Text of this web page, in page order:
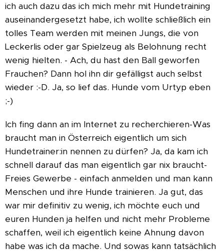
ich auch dazu das ich mich mehr mit Hundetraining
auseinandergesetzt habe, ich wollte schließlich ein
tolles Team werden mit meinen Jungs, die von
Leckerlis oder gar Spielzeug als Belohnung recht
wenig hielten. - Ach, du hast den Ball geworfen
Frauchen? Dann hol ihn dir gefälligst auch selbst
wieder :-D. Ja, so lief das. Hunde vom Urtyp eben
;-)
Ich fing dann an im Internet zu recherchieren-Was
braucht man in Österreich eigentlich um sich
Hundetrainer:in nennen zu dürfen? Ja, da kam ich
schnell darauf das man eigentlich gar nix braucht-
Freies Gewerbe - einfach anmelden und man kann
Menschen und ihre Hunde trainieren. Ja gut, das
war mir definitiv zu wenig, ich möchte euch und
euren Hunden ja helfen und nicht mehr Probleme
schaffen, weil ich eigentlich keine Ahnung davon
habe was ich da mache. Und sowas kann tatsächlich